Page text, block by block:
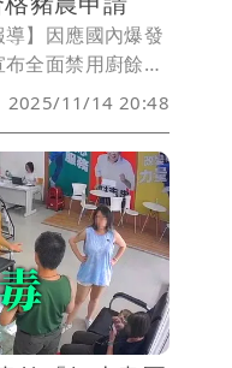
導】因應國內爆發
全面禁用廚餘，
北市長侯友宜今
明年總預算案後
助，並額外提供
養豬場穩定營運
實防疫政策。
2025/11/14 20:48